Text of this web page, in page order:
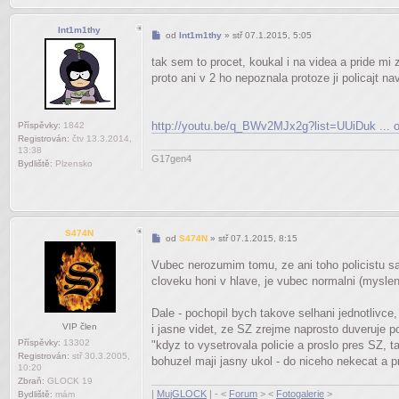
Int1m1thy
Příspěvky: 1842
Registrován: čtv 13.3.2014,
13:38
Bydliště: Plzensko
Příspěvek
od Int1m1thy» stř 07.1.2015, 5:05
tak sem to procet, koukal i na videa a pride mi
proto ani v 2 ho nepoznala protoze ji policajt
http://youtu.be/q_BWv2MJx2g?list=UUiDuk ...
G17gen4
S474N
VIP člen
Příspěvky: 13302
Registrován: stř 30.3.2005,
10:20
Zbraň: GLOCK 19
Bydliště: mám
Příspěvek
od S474N» stř 07.1.2015, 8:15
Vubec nerozumim tomu, ze ani toho policistu
cloveku honi v hlave, je vubec normalni
Dale - pochopil bych takove selhani
i jasne videt, ze SZ zrejme naprosto duveruje
"kdyz to vysetrovala policie a proslo pres SZ,
bohuzel maji jasny ukol - do niceho nekecat a
| MujGLOCK | - < Forum > < Fotogalerie >